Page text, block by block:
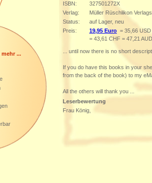
...
ISBN:
327501272X
Verlag:
Müller Rüschlikon
Status:
auf Lager, neu
Preis:
19,95 Euro = 35,66
= 43,61 CHF = 47,21 AUD
... until now there is no short
If you do have this books in your
from the back of the book) to my
All the others will thank you ...
Leserbewertung
Frau König,